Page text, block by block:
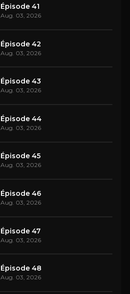
Épisode 41
Aug. 03, 2026
Épisode 42
Aug. 03, 2026
Épisode 43
Aug. 03, 2026
Épisode 44
Aug. 03, 2026
Épisode 45
Aug. 03, 2026
Épisode 46
Aug. 03, 2026
Épisode 47
Aug. 03, 2026
Épisode 48
Aug. 03, 2026